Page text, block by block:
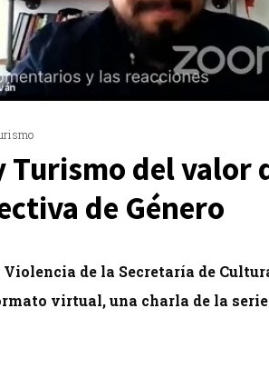
Turismo del valor
de Género
de la Secretaría de
virtual, una charla de la serie